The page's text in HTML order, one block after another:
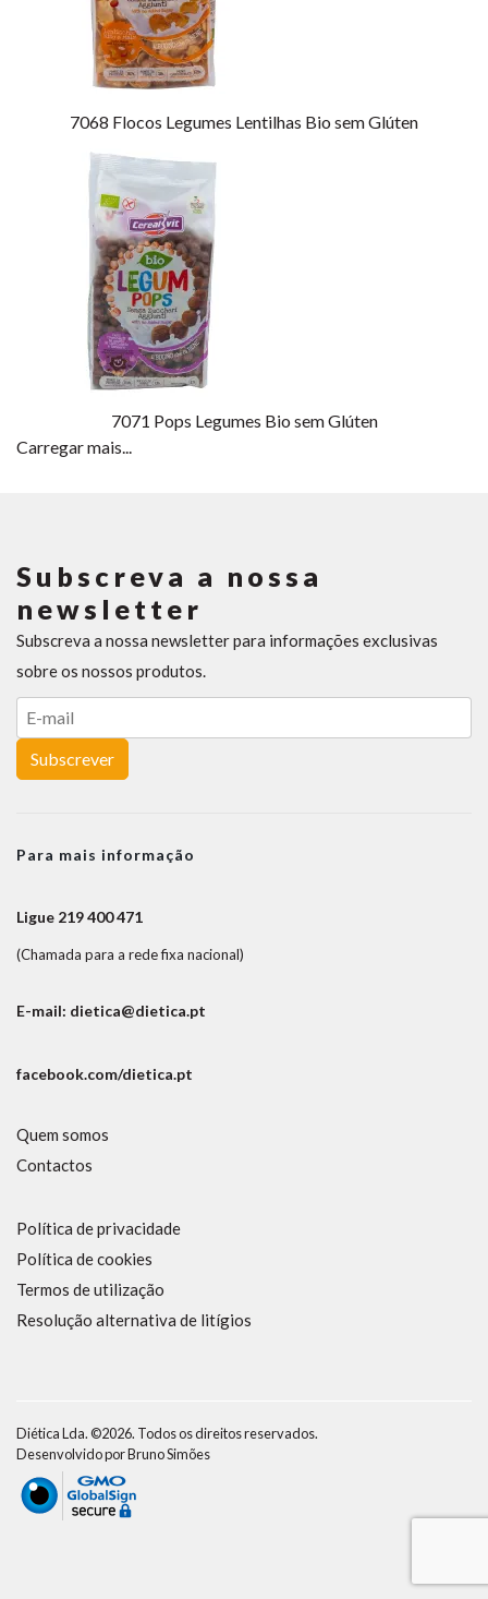
7068 Flocos Legumes Lentilhas Bio sem Glúten
7071 Pops Legumes Bio sem Glúten
Carregar mais...
Subscreva a nossa
newsletter
Subscreva a nossa newsletter para informações exclusivas
sobre os nossos produtos.
Subscrever
Para mais informação
Ligue 219 400 471
(Chamada para a rede fixa nacional)
E-mail: dietica@dietica.pt
facebook.com/dietica.pt
Quem somos
Contactos
Política de privacidade
Política de cookies
Termos de utilização
Resolução alternativa de litígios
Diética Lda. ©2026. Todos os direitos reservados.
Desenvolvido porBruno Simões